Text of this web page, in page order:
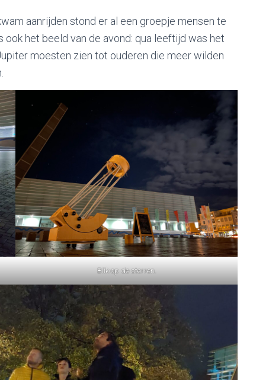
aanrijden stond er al een groepje mensen te
het beeld van de avond: qua leeftijd was het
moesten zien tot ouderen die meer wilden
Blik op de sterren.